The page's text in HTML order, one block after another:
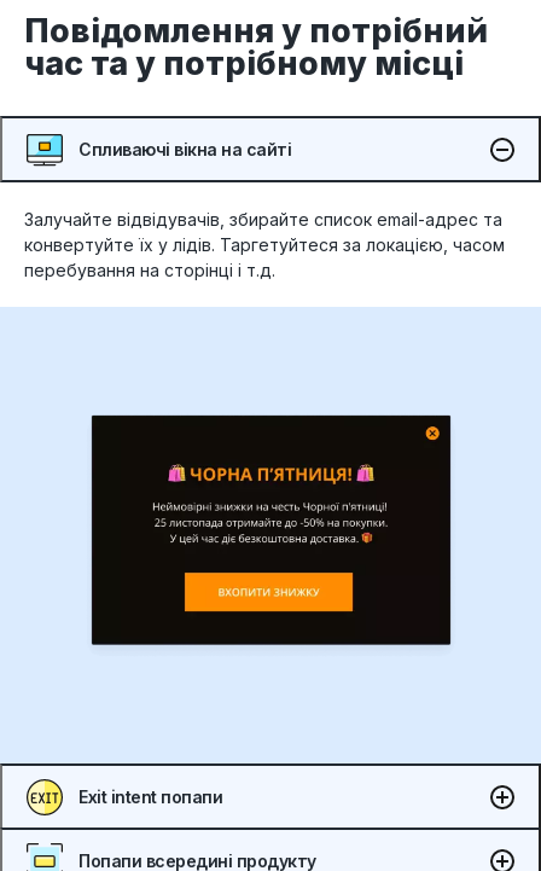
Повідомлення у потрібний
час та у потрібному місці
Спливаючі вікна на сайті
Залучайте відвідувачів, збирайте список email-адрес та
конвертуйте їх у лідів. Таргетуйтеся за локацією, часом
перебування на сторінці і т.д.
Exit intent попапи
Попапи всередині продукту